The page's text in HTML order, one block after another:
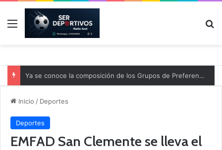
Menú
Ya se conoce la composición de los Grupos de Preferente y el calendario
Inicio / Deportes
Deportes
EMFAD San Clemente se lleva el